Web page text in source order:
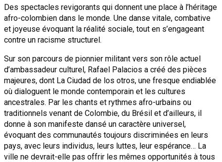
Des spectacles revigorants qui donnent une place à l’héritage
afro-colombien dans le monde. Une danse vitale, combative
et joyeuse évoquant la réalité sociale, tout en s’engageant
contre un racisme structurel.
Sur son parcours de pionnier militant vers son rôle actuel
d’ambassadeur culturel, Rafael Palacios a créé des pièces
majeures, dont La Ciudad de los otros, une fresque endiablée
où dialoguent le monde contemporain et les cultures
ancestrales. Par les chants et rythmes afro-urbains ou
traditionnels venant de Colombie, du Brésil et d’ailleurs, il
donne à son manifeste dansé un caractère universel,
évoquant des communautés toujours discriminées en leurs
pays, avec leurs individus, leurs luttes, leur espérance… La
ville ne devrait-elle pas offrir les mêmes opportunités à tous